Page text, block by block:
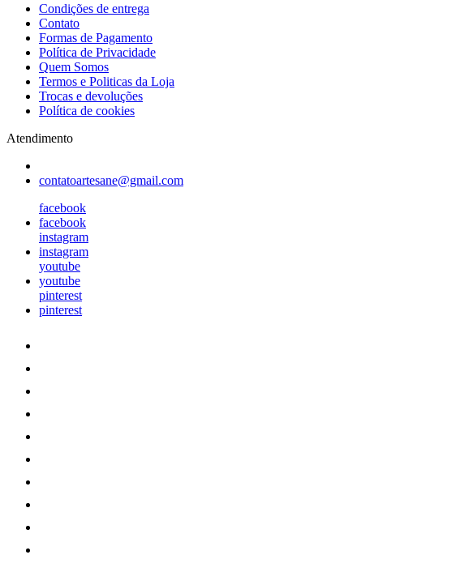
Condições de entrega
Contato
Formas de Pagamento
Política de Privacidade
Quem Somos
Termos e Politicas da Loja
Trocas e devoluções
Política de cookies
Atendimento
contatoartesane@gmail.com
facebook
facebook
instagram
instagram
youtube
youtube
pinterest
pinterest